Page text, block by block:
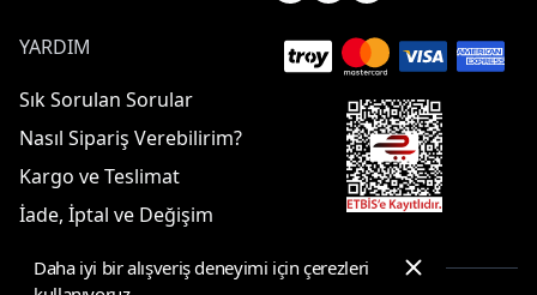
YARDIM
Sık Sorulan Sorular
Nasıl Sipariş Verebilirim?
Kargo ve Teslimat
İade, İptal ve Değişim
Daha iyi bir alışveriş deneyimi için çerezleri